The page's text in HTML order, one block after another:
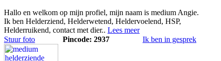
Hallo en welkom op mijn profiel, mijn naam is medium Angie.
Ik ben Helderziend, Helderwetend, Heldervoelend, HSP,
Helderruikend, contact met dier.. Lees meer
Stuur foto
Pincode: 2937 Ik ben in gesprek